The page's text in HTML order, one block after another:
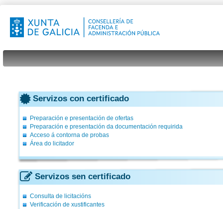
Servizos con certificado
Preparación e presentación de ofertas
Preparación e presentación da documentación requirida
Acceso á contorna de probas
Área do licitador
Servizos sen certificado
Consulta de licitacións
Verificación de xustificantes